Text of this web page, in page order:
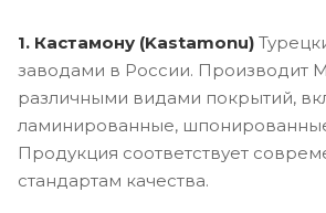
1. Кастамону (Kastamonu)
заводами в России. Производит
различными видами покрытий,
ламинированные,
Продукция соответствует
стандартам качества.